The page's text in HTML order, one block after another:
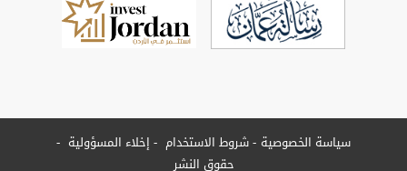
سياسة الخصوصية شروط الاستخدام
إخلاء المسؤولية
حقوق النشر